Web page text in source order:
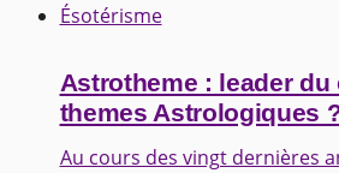
Ésotérisme
Astrotheme : leader du
themes Astrologiques
Au cours des vingt dernières